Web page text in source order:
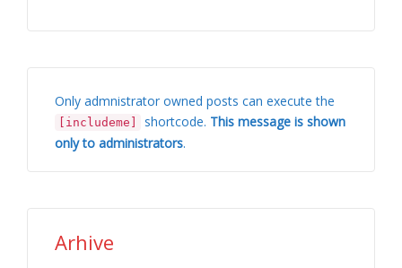
Only admnistrator owned posts can execute the
[includeme] shortcode. This message is shown
only to administrators.
Arhive